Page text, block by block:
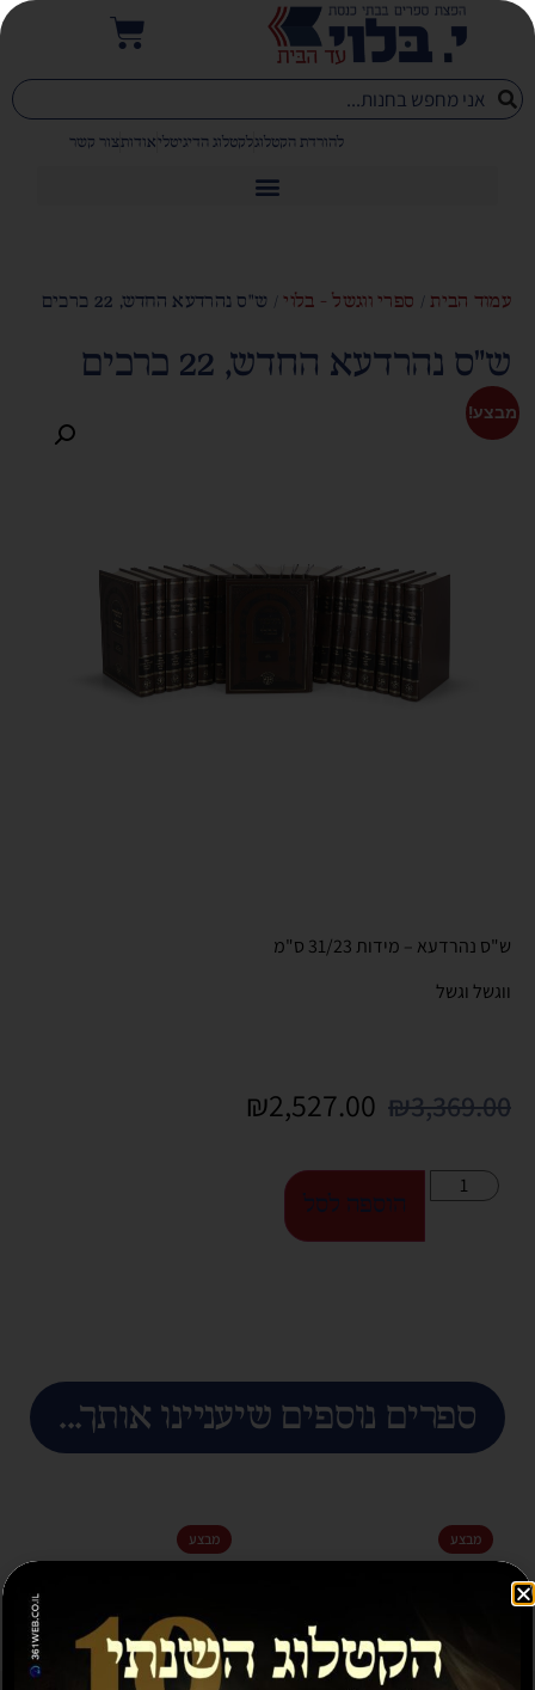
להורדת הקטלוגלקטלוג הדיגיטליאודותצור קשר
עמוד הבית/ ספרי ווגשל - בלוי / ש"ס נהרדעא החדש, 22 כרכים
ש"ס נהרדעא החדש, 22 כרכים
מבצע!
ש"ס נהרדעא – מידות 31/23 ס"מ
ווגשל וגשל
₪3,369.00
₪2,527.00
הוספה לסל
ספרים נוספים שיעניינו אותך...
מבצע מבצע